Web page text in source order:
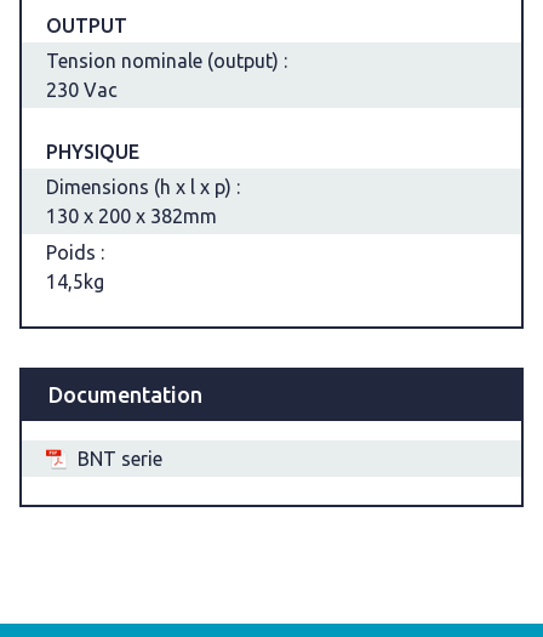
OUTPUT
Tension nominale (output) :
230 Vac
PHYSIQUE
Dimensions (h x l x p) :
130 x 200 x 382mm
Poids :
14,5kg
Documentation
BNT serie